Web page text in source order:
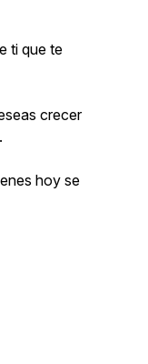
ti que te
crecer
hoy se